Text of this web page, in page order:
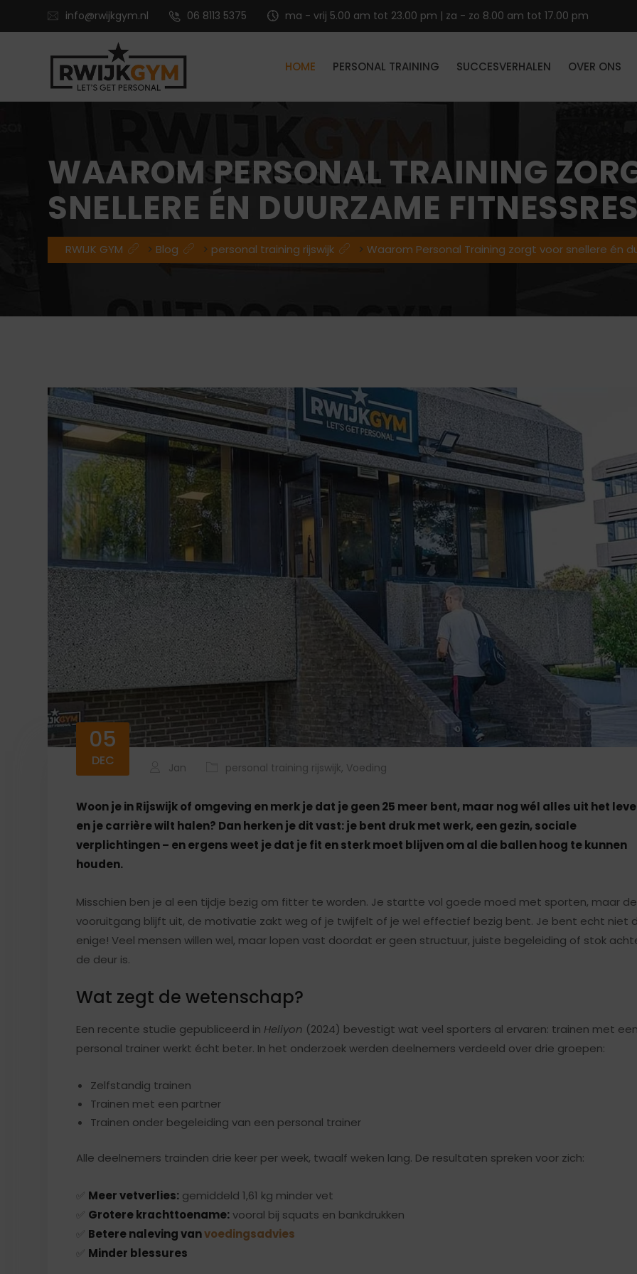
info@rwijkgym.nl 06 8113 5375 ma - vrij 5.00 am tot 23.00 pm | za - zo 8.00 am tot 17.00 pm
HOME PERSONAL TRAINING SUCCESVERHALEN OVER ONS
WAAROM PERSONAL TRAINING
SNELLERE ÉN DUURZAME
RWIJK GYM > Blog > personal training rijswijk > Waarom Personal Training zorgt voor snellere én
05
DEC Jan personal training rijswijk, Voeding
Woon je in Rijswijk of omgeving en merk je dat je geen 25 meer bent, maar nog wél alles uit het
en je carrière wilt halen? Dan herken je dit vast: je bent druk met werk, een gezin, sociale
verplichtingen – en ergens weet je dat je fit en sterk moet blijven om al die ballen hoog te kunnen
houden.
Misschien ben je al een tijdje bezig om fitter te worden. Je startte vol goede moed met sporten, maar de
vooruitgang blijft uit, de motivatie zakt weg of je twijfelt of je wel effectief bezig bent. Je bent echt niet
enige! Veel mensen willen wel, maar lopen vast doordat er geen structuur, juiste begeleiding of stok
de deur is.
Wat zegt de wetenschap?
Een recente studie gepubliceerd in Heliyon (2024) bevestigt wat veel sporters al ervaren: trainen met
personal trainer werkt écht beter. In het onderzoek werden deelnemers verdeeld over drie groepen:
Zelfstandig trainen
Trainen met een partner
Trainen onder begeleiding van een personal trainer
Alle deelnemers trainden drie keer per week, twaalf weken lang. De resultaten spreken voor zich:
Meer vetverlies: gemiddeld 1,61 kg minder vet
Grotere krachttoename:vooral bij squats en bankdrukken
Betere naleving vanvoedingsadvies
Minder blessures